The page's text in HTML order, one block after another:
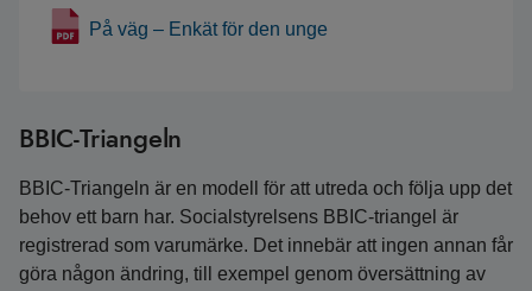
På väg – Enkät för den unge
BBIC-Triangeln
BBIC-Triangeln är en modell för att utreda och följa upp det
behov ett barn har. Socialstyrelsens BBIC-triangel är
registrerad som varumärke. Det innebär att ingen annan får
göra någon ändring, till exempel genom översättning av